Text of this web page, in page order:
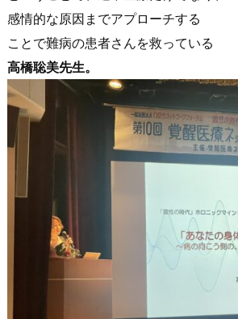
感情的な原因までアプローチする
ことで難病の患者さんを救っている
高橋聡美先生。